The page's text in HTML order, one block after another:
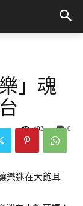
」魂
0
403